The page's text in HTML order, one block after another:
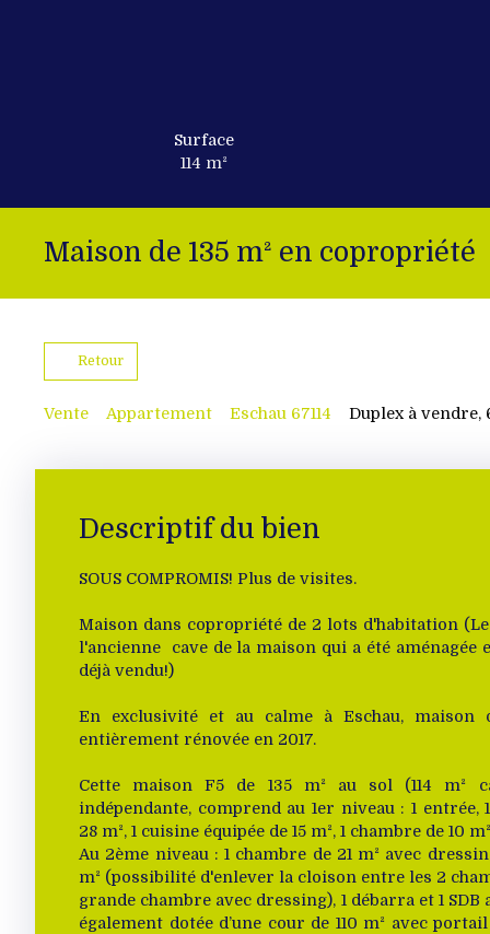
Surface
114 m²
Maison de 135 m² en copropriété
Retour
Vente Appartement Eschau 67114 Duplex à vendre,
Descriptif du bien
SOUS COMPROMIS! Plus de visites.
Maison dans copropriété de 2 lots d'habitation
l'ancienne cave de la maison qui a été aménagée
déjà vendu!)
En exclusivité et au calme à Eschau, maison
entièrement rénovée en 2017.
Cette maison F5 de 135 m² au sol (114 m²
indépendante, comprend au 1er niveau : 1 entrée,
28 m², 1 cuisine équipée de 15 m², 1 chambre de 10
Au 2ème niveau : 1 chambre de 21 m² avec
m² (possibilité d'enlever la cloison entre les 2
grande chambre avec dressing), 1 débarra et 1
également dotée d’une cour de 110 m² avec